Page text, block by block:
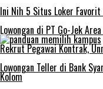
Ini Nih 5 Situs Loker
Lowongan di PT Go-Jek
Rekrut Pegawai Kontrak,
Lowongan Teller di Bank
Kolom